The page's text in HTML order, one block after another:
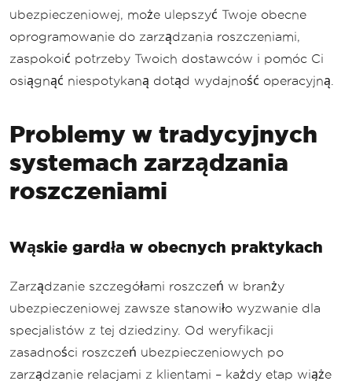
ubezpieczeniowej, może ulepszyć Twoje obecne
oprogramowanie do zarządzania roszczeniami,
zaspokoić potrzeby Twoich dostawców i pomóc Ci
osiągnąć niespotykaną dotąd wydajność operacyjną.
Problemy w tradycyjnych
systemach zarządzania
roszczeniami
Wąskie gardła w obecnych praktykach
Zarządzanie szczegółami roszczeń w branży
ubezpieczeniowej zawsze stanowiło wyzwanie dla
specjalistów z tej dziedziny. Od weryfikacji
zasadności roszczeń ubezpieczeniowych po
zarządzanie relacjami z klientami – każdy etap wiąże